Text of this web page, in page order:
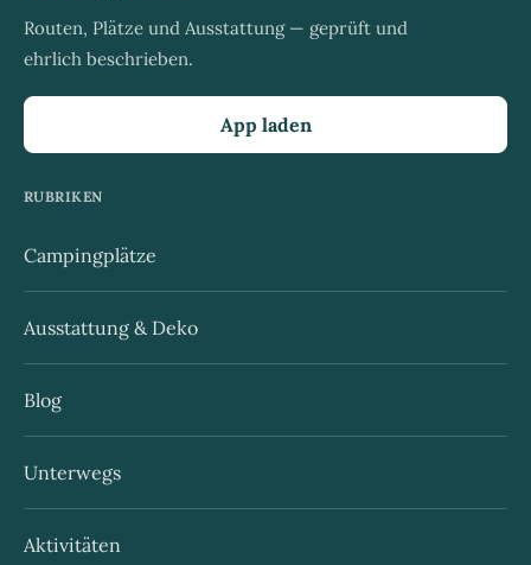
Routen, Plätze und Ausstattung — geprüft und
ehrlich beschrieben.
App laden
RUBRIKEN
Campingplätze
Ausstattung & Deko
Blog
Unterwegs
Aktivitäten